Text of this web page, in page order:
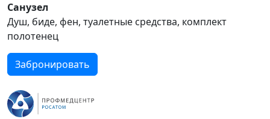
Санузел
Душ, биде, фен, туалетные средства, комплект
полотенец
Забронировать